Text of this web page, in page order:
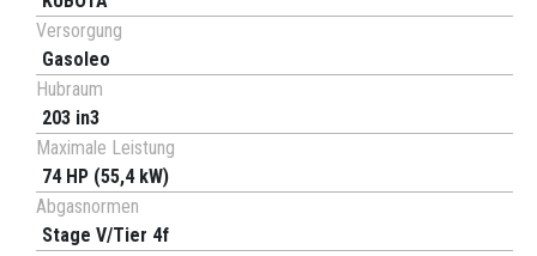
Versorgung
Gasoleo
Hubraum
203 in3
Maximale Leistung
74 HP (55,4 kW)
Abgasnormen
Stage V/Tier 4f